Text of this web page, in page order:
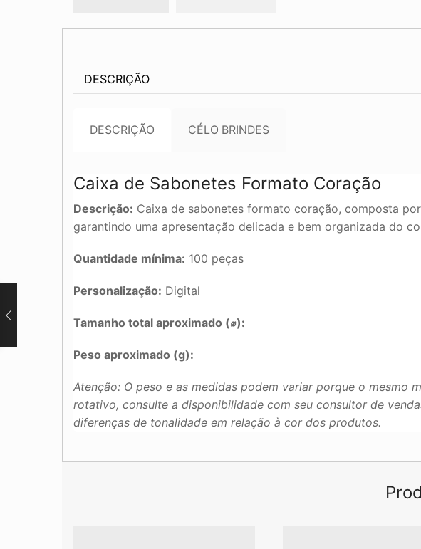
DESCRIÇÃO
DESCRIÇÃO CÉLO BRINDES
Caixa de Sabonetes Formato Coração
Descrição: Caixa de sabonetes formato coração, composta
garantindo uma apresentação delicada e bem organizada do
Quantidade mínima: 100 peças
Personalização: Digital
Tamanho total aproximado (⌀):
Peso aproximado (g):
Atenção: O peso e as medidas podem variar porque o
rotativo, consulte a disponibilidade com seu consultor de
diferenças de tonalidade em relação à cor dos produtos.